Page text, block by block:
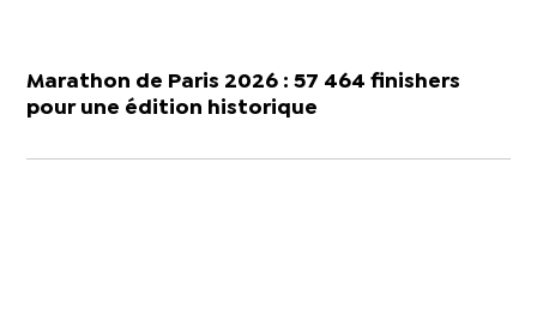
Marathon de Paris 2026 : 57 464 finishers
pour une édition historique